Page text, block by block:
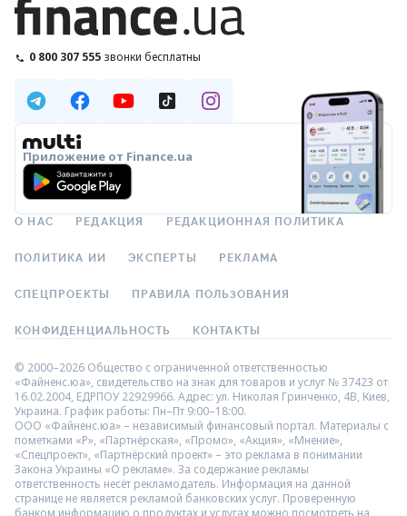
0 800 307 555 звонки бесплатны
Приложение от Finance.ua
О НАС РЕДАКЦИЯ РЕДАКЦИОННАЯ ПОЛИТИКА
ПОЛИТИКА ИИ ЭКСПЕРТЫ РЕКЛАМА
СПЕЦПРОЕКТЫ ПРАВИЛА ПОЛЬЗОВАНИЯ
КОНФИДЕНЦИАЛЬНОСТЬ КОНТАКТЫ
© 2000–2026 Общество с ограниченной ответственностью
«Файненс.юа», свидетельство на знак для товаров и услуг № 37423 от
16.02.2004, ЕДРПОУ 22929966. Адрес: ул. Николая Гринченко, 4В, Киев,
Украина. График работы: Пн–Пт 9:00–18:00.
ООО «Файненс.юа» – независимый финансовый портал. Материалы с
пометками «Р», «Партнёрская», «Промо», «Акция», «Мнение»,
«Спецпроект», «Партнёрский проект» – это реклама в понимании
Закона Украины «О рекламе». За содержание рекламы
ответственность несёт рекламодатель. Информация на данной
странице не является рекламой банковских услуг. Проверенную
банком информацию о продуктах и услугах можно посмотреть на